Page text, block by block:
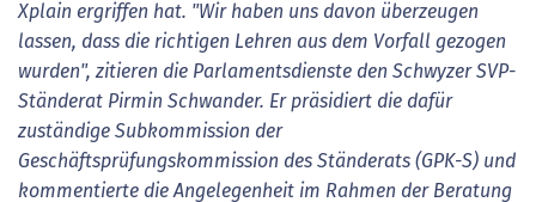
Xplain ergriffen hat. "Wir haben uns davon überzeugen
lassen, dass die richtigen Lehren aus dem Vorfall gezogen
wurden", zitieren die Parlamentsdienste den Schwyzer SVP-
Ständerat Pirmin Schwander. Er präsidiert die dafür
zuständige Subkommission der
Geschäftsprüfungskommission des Ständerats (GPK-S) und
kommentierte die Angelegenheit im Rahmen der Beratung